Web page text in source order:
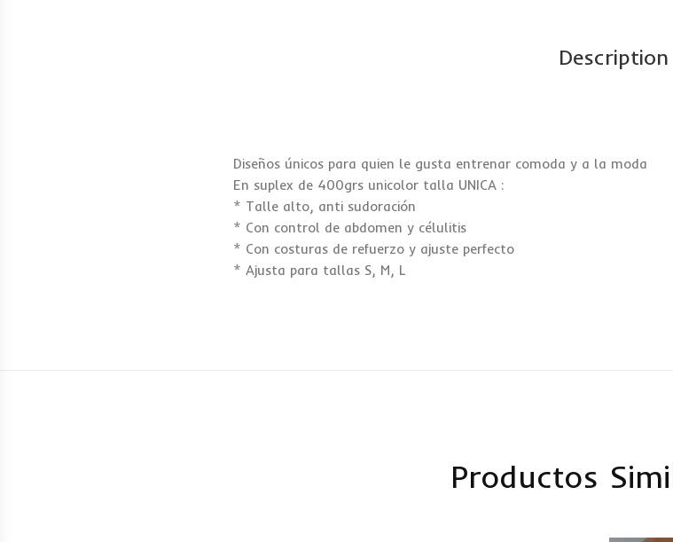
Description
Diseños únicos para quien le gusta entrenar comoda y a la moda
En suplex de 400grs unicolor talla UNICA :
* Talle alto, anti sudoración
* Con control de abdomen y célulitis
* Con costuras de refuerzo y ajuste perfecto
* Ajusta para tallas S, M, L
Productos